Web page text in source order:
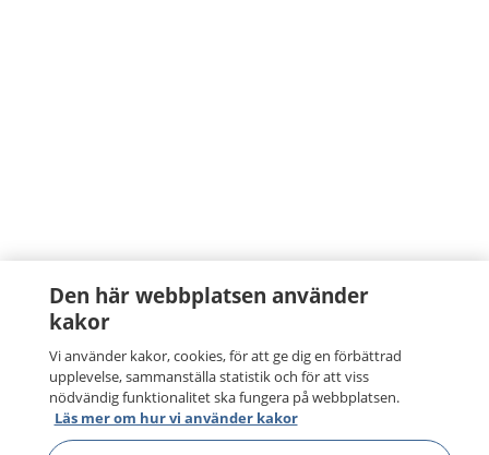
Den här webbplatsen använder
kakor
Vi använder kakor, cookies, för att ge dig en förbättrad
upplevelse, sammanställa statistik och för att viss
nödvändig funktionalitet ska fungera på webbplatsen.
Läs mer om hur vi använder kakor